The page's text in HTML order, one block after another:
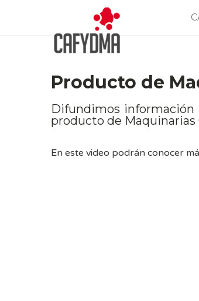
Producto de
Difundimos información
producto de Maquinarias
En este video podrán conocer